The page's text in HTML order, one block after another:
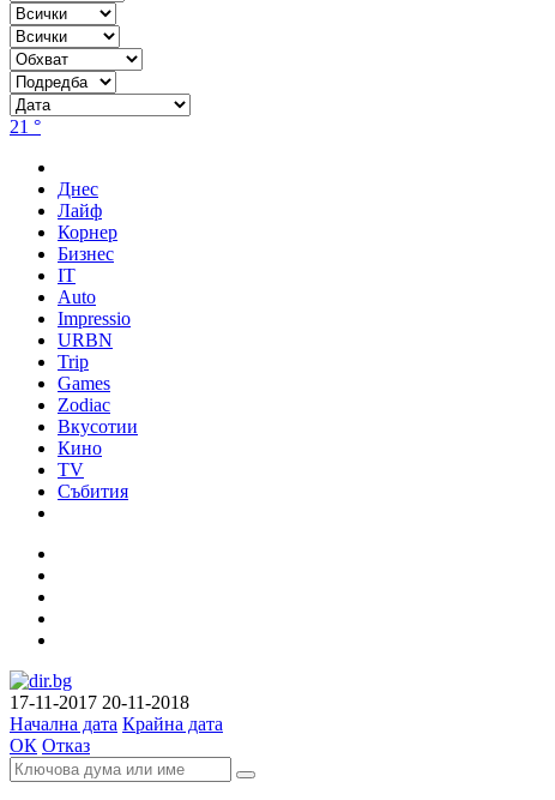
21 °
Днес
Лайф
Корнер
Бизнес
IT
Auto
Impressio
URBN
Trip
Games
Zodiac
Вкусотии
Кино
TV
Събития
17-11-2017 20-11-2018
Начална дата Крайна дата
ОК Отказ